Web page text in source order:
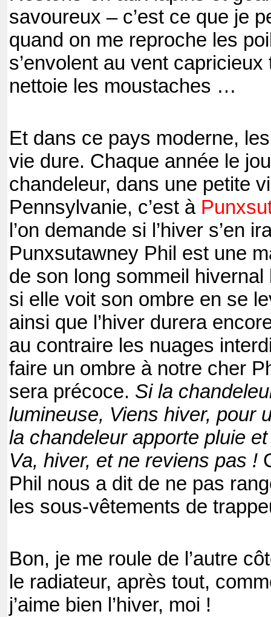
savoureux – c’est ce que je
quand on me reproche les
s’envolent au vent
nettoie les moustaches …
Et dans ce pays moderne,
vie dure. Chaque année le
chandeleur, dans une petite
Pennsylvanie, c’est à
l’on demande si l’hiver s’en
Punxsutawney Phil est une
de son long sommeil
si elle voit son ombre en se
ainsi que l’hiver durera
au contraire les nuages
faire un ombre à notre cher
sera précoce. Si la
lumineuse, Viens hiver, pour
la chandeleur apporte pluie
Va, hiver, et ne reviens pas !
Phil nous a dit de ne pas
les sous-vêtements de
Bon, je me roule de l’autre
le radiateur, après tout,
j’aime bien l’hiver, moi !